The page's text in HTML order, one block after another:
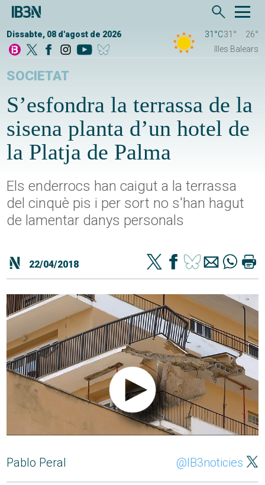
Dissabte, 08 d'agost de 2026 31°C31°
26°
Illes Balears
SOCIETAT
S’esfondra la terrassa de la
sisena planta d’un hotel de
la Platja de Palma
Els enderrocs han caigut a la terrassa
del cinquè pis i per sort no s'han hagut
de lamentar danys personals
22/04/2018
Pablo Peral @IB3noticies